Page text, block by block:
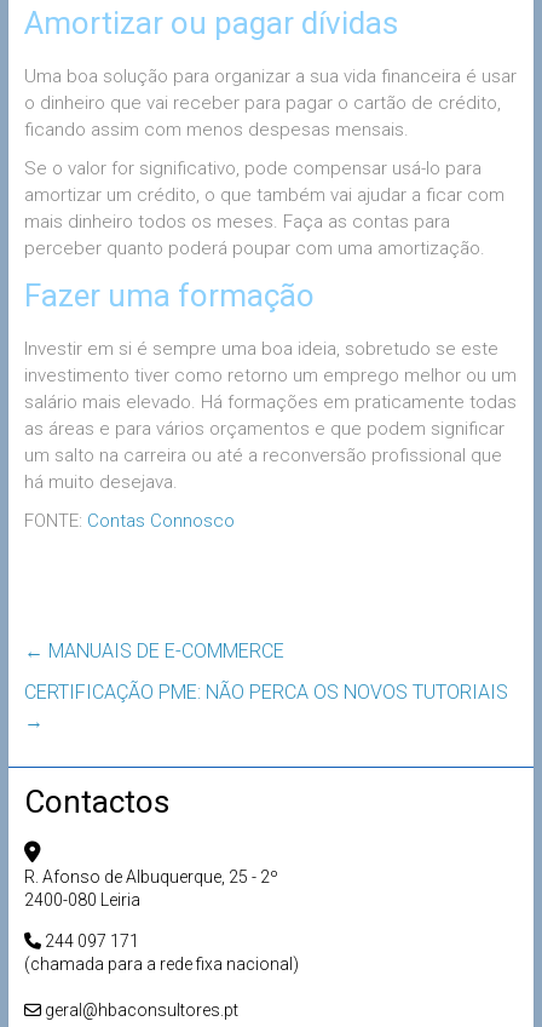
Amortizar ou pagar dívidas
Uma boa solução para organizar a sua vida financeira é usar
o dinheiro que vai receber para pagar o cartão de crédito,
ficando assim com menos despesas mensais.
Se o valor for significativo, pode compensar usá-lo para
amortizar um crédito, o que também vai ajudar a ficar com
mais dinheiro todos os meses. Faça as contas para
perceber quanto poderá poupar com uma amortização.
Fazer uma formação
Investir em si é sempre uma boa ideia, sobretudo se este
investimento tiver como retorno um emprego melhor ou um
salário mais elevado. Há formações em praticamente todas
as áreas e para vários orçamentos e que podem significar
um salto na carreira ou até a reconversão profissional que
há muito desejava.
FONTE: Contas Connosco
← MANUAIS DE E-COMMERCE
CERTIFICAÇÃO PME: NÃO PERCA OS NOVOS TUTORIAIS
→
Contactos
R. Afonso de Albuquerque, 25 - 2º
2400-080 Leiria
244 097 171
(chamada para a rede fixa nacional)
geral@hbaconsultores.pt